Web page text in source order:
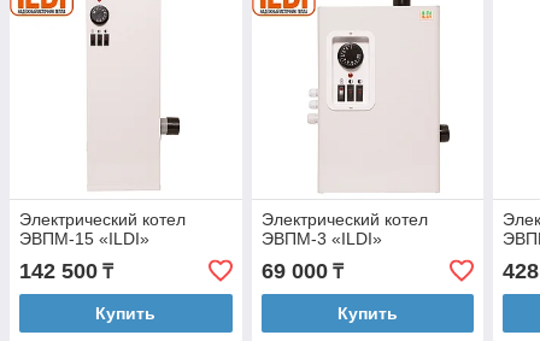
Электрический котел
ЭВПМ-15 «ILDI»
142 500 ₸
Купить
Электрический котел
ЭВПМ-3 «ILDI»
69 000₸
Купить